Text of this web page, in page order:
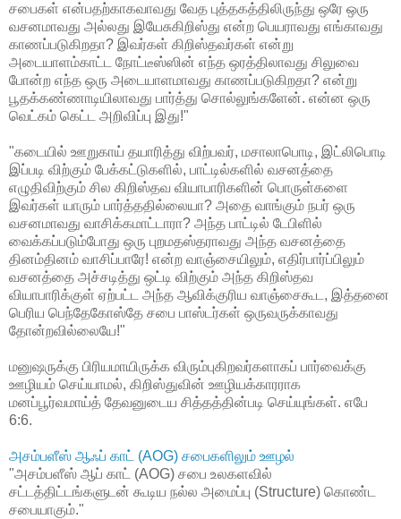
சபைகள் என்பதற்காகவாவது வேத புத்தகத்திலிருந்து ஒரே ஒரு
வசனமாவது அல்லது இயேசுகிறிஸ்து என்ற பெயராவது எங்காவது
காணப்படுகிறதா? இவர்கள் கிறிஸ்தவர்கள் என்று
அடையாளம்காட்ட நோட்டீஸ்ஸின் எந்த ஒரத்திலாவது சிலுவை
போன்ற எந்த ஒரு அடையாளமாவது காணப்படுகிறதா? என்று
பூதக்கண்ணாடியிலாவது பார்த்து சொல்லுங்களேன். என்ன ஒரு
வெட்கம் கெட்ட அறிவிப்பு இது!"
"கடையில் ஊறுகாய் தயாரித்து விற்பவர், மசாலாபொடி, இட்லிபொடி
இப்படி விற்கும் பேக்கட்டுகளில், பாட்டில்களில் வசனத்தை
எழுதிவிற்கும் சில கிறிஸ்தவ வியாபாரிகளின் பொருள்களை
இவர்கள் யாரும் பார்த்ததில்லையா? அதை வாங்கும் நபர் ஒரு
வசனமாவது வாசிக்கமாட்டாரா? அந்த பாட்டில் டேபிளில்
வைக்கப்படும்போது ஒரு புறமதஸ்தராவது அந்த வசனத்தை
தினம்தினம் வாசிப்பாரே! என்ற வாஞ்சையிலும், எதிர்பார்ப்பிலும்
வசனத்தை அச்சடித்து ஒட்டி விற்கும் அந்த கிறிஸ்தவ
வியாபாரிக்குள் ஏற்பட்ட அந்த ஆவிக்குரிய வாஞ்சைகூட, இத்தனை
பெரிய பெந்தேகோஸ்தே சபை பாஸ்டர்கள் ஒருவருக்காவது
தோன்றவில்லையே!"
மனுஷருக்கு பிரியமாயிருக்க விரும்புகிறவர்களாகப் பார்வைக்கு
ஊழியம் செய்யாமல், கிறிஸ்துவின் ஊழியக்காரராக
மனப்பூர்வமாய்த் தேவனுடைய சித்தத்தின்படி செய்யுங்கள். எபே
6:6.
அசம்பளீஸ் ஆஃப் காட் (AOG) சபைகளிலும் ஊழல்
"அசம்பளீஸ் ஆப் காட் (AOG) சபை உலகளவில்
சட்டத்திட்டங்களுடன் கூடிய நல்ல அமைப்பு (Structure) கொண்ட
சபையாகும்."